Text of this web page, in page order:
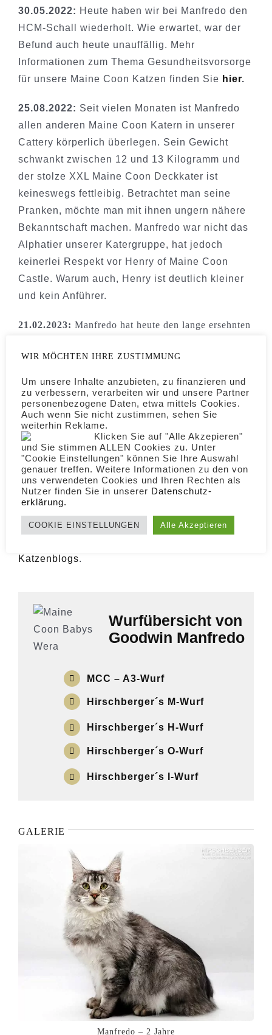
30.05.2022: Heute haben wir bei Manfredo den
HCM-Schall wiederholt. Wie erwartet, war der
Befund auch heute unauffällig. Mehr
Informationen zum Thema Gesundheitsvorsorge
für unsere Maine Coon Katzen finden Sie hier.
25.08.2022: Seit vielen Monaten ist Manfredo
allen anderen Maine Coon Katern in unserer
Cattery körperlich überlegen. Sein Gewicht
schwankt zwischen 12 und 13 Kilogramm und
der stolze XXL Maine Coon Deckkater ist
keineswegs fettleibig. Betrachtet man seine
Pranken, möchte man mit ihnen ungern nähere
Bekanntschaft machen. Manfredo war nicht das
Alphatier unserer Katergruppe, hat jedoch
keinerlei Respekt vor Henry of Maine Coon
Castle. Warum auch, Henry ist deutlich kleiner
und kein Anführer.
21.02.2023: Manfredo hat heute den lange ersehnten
Loki of Maine Coon Castle hat ebenfalls das
Zeug, ein großer XXL Maine Coon Kater zu
werden. Im ersten Moment dachte Manfredo an
ein Mädel und hat versucht den Jungen zu
decken. Als Kumpel akzeptierte er ihn am Ende
aber auch und so verbringen die Beiden viel
Zeit gemeinsam im Freigehege oder spielen im
Katerhaus.
Mehr Geschichten zu den Machtkämpfen
unsererXXL Maine Coon Katerlesen Sie im
Katzenblogs.
Wurfübersicht von
Goodwin Manfredo
MCC – A3-Wurf
Hirschberger´s M-Wurf
Hirschberger´s H-Wurf
Hirschberger´s O-Wurf
Hirschberger´s I-Wurf
GALERIE
Manfredo – 2 Jahre
WIR MÖCHTEN IHRE ZUSTIMMUNG
Um unsere Inhalte anzubieten, zu finanzieren und
zu verbessern, verarbeiten wir und unsere Partner
personenbezogene Daten, etwa mittels Cookies.
Auch wenn Sie nicht zustimmen, sehen Sie
weiterhin Reklame.
Klicken Sie auf "Alle Akzepieren"
und Sie stimmen ALLEN Cookies zu. Unter
"Cookie Einstellungen" können Sie Ihre Auswahl
genauer treffen. Weitere Informationen zu den von
uns verwendeten Cookies und Ihren Rechten als
Nutzer finden Sie in unserer Daten­schutz­
erklärung.
COOKIE EINSTELLUNGEN Alle Akzeptieren